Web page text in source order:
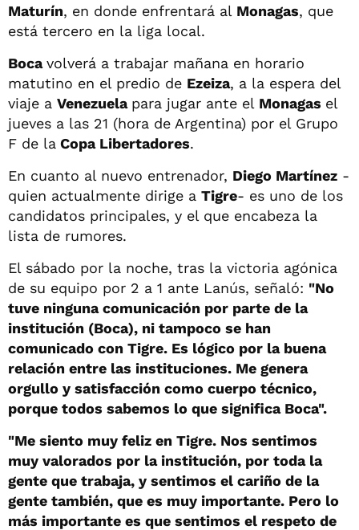
Maturín, en donde enfrentará al Monagas, que
está tercero en la liga local.
Bocavolverá a trabajar mañana en horario
matutino en el predio de Ezeiza, a la espera del
viaje a Venezuela para jugar ante el Monagas el
jueves a las 21 (hora de Argentina) por el Grupo
F de la Copa Libertadores.
En cuanto al nuevo entrenador, Diego Martínez -
quien actualmente dirige a Tigre- es uno de los
candidatos principales, y el que encabeza la
lista de rumores.
El sábado por la noche, tras la victoria agónica
de su equipo por 2 a 1 ante Lanús, señaló: "No
tuve ninguna comunicación por parte de la
institución (Boca), ni tampoco se han
comunicado con Tigre. Es lógico por la buena
relación entre las instituciones. Me genera
orgullo y satisfacción como cuerpo técnico,
porque todos sabemos lo que significa Boca".
"Me siento muy feliz en Tigre. Nos sentimos
muy valorados por la institución, por toda la
gente que trabaja, y sentimos el cariño de la
gente también, que es muy importante. Pero lo
más importante es que sentimos el respeto de